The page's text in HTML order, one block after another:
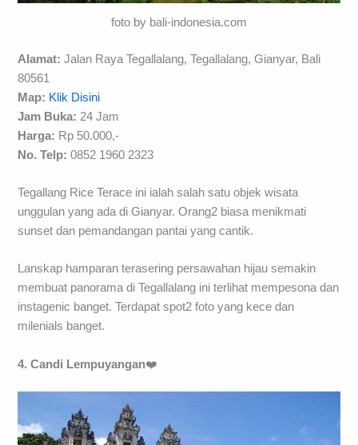
foto by bali-indonesia.com
Alamat: Jalan Raya Tegallalang, Tegallalang, Gianyar, Bali
80561
Map: Klik Disini
Jam Buka: 24 Jam
Harga: Rp 50.000,-
No. Telp: 0852 1960 2323
Tegallang Rice Terace ini ialah salah satu objek wisata
unggulan yang ada di Gianyar. Orang2 biasa menikmati
sunset dan pemandangan pantai yang cantik.
Lanskap hamparan terasering persawahan hijau semakin
membuat panorama di Tegallalang ini terlihat mempesona dan
instagenic banget. Terdapat spot2 foto yang kece dan
milenials banget.
4. Candi Lempuyangan❤️